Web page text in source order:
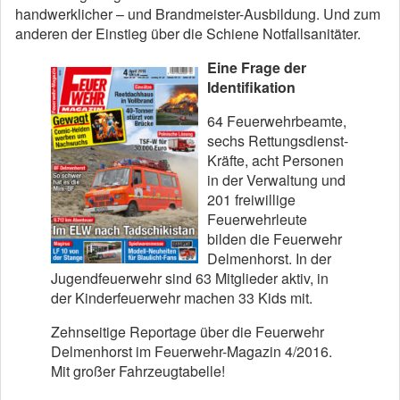
handwerklicher – und Brandmeister-Ausbildung. Und zum
anderen der Einstieg über die Schiene Notfallsanitäter.
Eine Frage der
Identifikation
64 Feuerwehrbeamte,
sechs Rettungsdienst-
Kräfte, acht Personen
in der Verwaltung und
201 freiwillige
Feuerwehrleute
bilden die Feuerwehr
Delmenhorst. In der
Jugendfeuerwehr sind 63 Mitglieder aktiv, in
der Kinderfeuerwehr machen 33 Kids mit.
Zehnseitige Reportage über die Feuerwehr
Delmenhorst im Feuerwehr-Magazin 4/2016.
Mit großer Fahrzeugtabelle!